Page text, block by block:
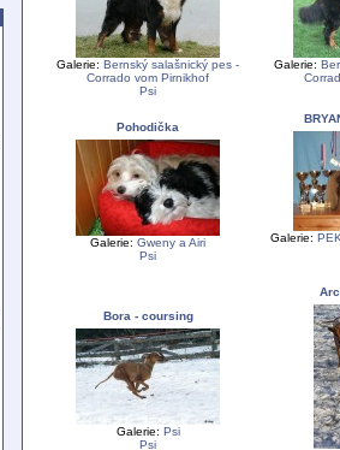
Galerie: Bernský salašnický pes -
Corrado vom Pirnikhof
Psi
Galerie:
Pohodička
Galerie: Gweny a Airi
Psi
Galerie:
Bora - coursing
Galerie: Psi
Psi